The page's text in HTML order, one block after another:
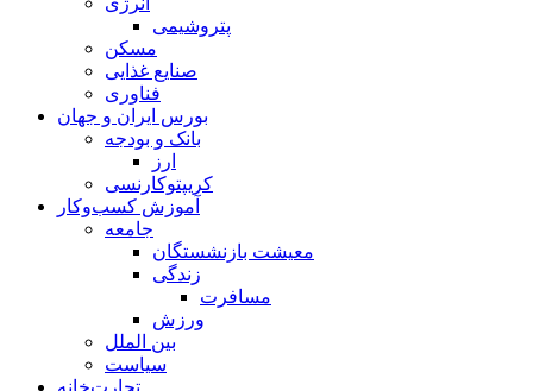
پتروشیمی
مسکن
صنایع غذایی
فناوری
بورس ایران و جهان
بانک و بودجه
ارز
کریپتوکارنسی
آموزش کسب‌وکار
جامعه
معیشت بازنشستگان
زندگی
مسافرت
ورزش
بین الملل
سیاست
تجارت‌خانه